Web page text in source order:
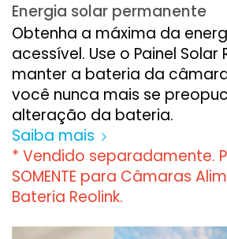
Energia solar permanente
Obtenha a máxima da
acessível. Use o Painel Solar
manter a bateria da
você nunca mais se
alteração da bateria.
Saiba mais
* Vendido separadamente.
SOMENTE para Câmaras
Bateria Reolink.